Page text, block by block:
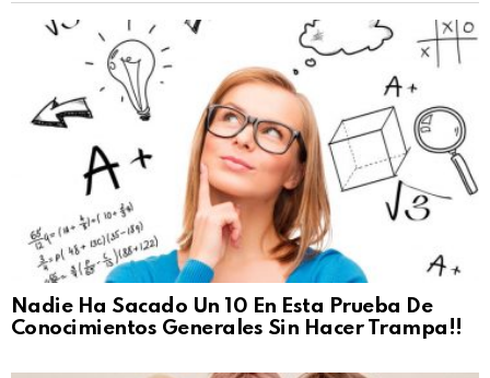
Nadie Ha Sacado Un 10 En Esta Prueba De
Conocimientos Generales Sin Hacer Trampa!!